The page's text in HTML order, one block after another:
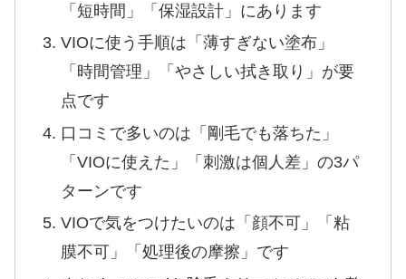
「短時間」「保湿設計」にあります
VIOに使う手順は「薄すぎない塗布」
「時間管理」「やさしい拭き取り」が要
点です
口コミで多いのは「剛毛でも落ちた」
「VIOに使えた」「刺激は個人差」の3パ
ターンです
VIOで気をつけたいのは「顔不可」「粘
膜不可」「処理後の摩擦」です